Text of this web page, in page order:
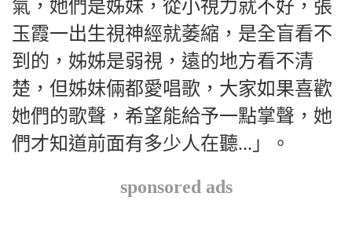
氣，她們是姊妹，從小視力就不好，張
玉霞一出生視神經就萎縮，是全盲看不
到的，姊姊是弱視，遠的地方看不清
楚，但姊妹倆都愛唱歌，大家如果喜歡
她們的歌聲，希望能給予一點掌聲，她
們才知道前面有多少人在聽...」。
sponsored ads